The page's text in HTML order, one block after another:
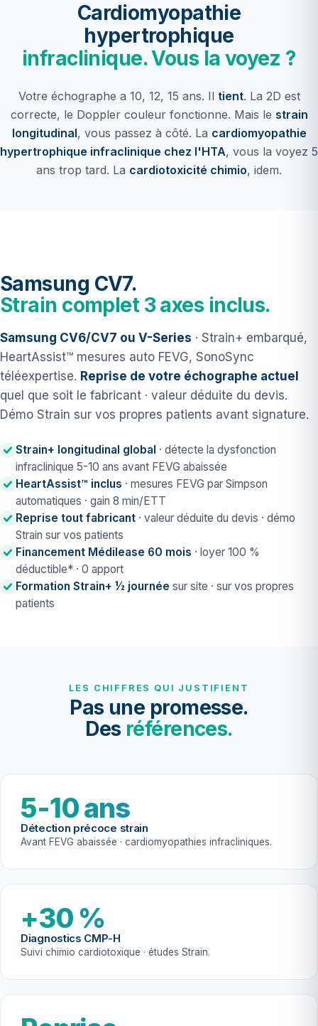
Cardiomyopathie
hypertrophique
infraclinique. Vous la voyez ?
Votre échographe a 10, 12, 15 ans. Il tient. La 2D est
correcte, le Doppler couleur fonctionne. Mais le strain
longitudinal, vous passez à côté. La cardiomyopathie
hypertrophique infraclinique chez l'HTA, vous la voyez 5
ans trop tard. La cardiotoxicité chimio, idem.
Samsung CV7.
Strain complet 3 axes inclus.
Samsung CV6/CV7 ou V-Series · Strain+ embarqué,
HeartAssist™ mesures auto FEVG, SonoSync
téléexpertise. Reprise de votre échographe actuel
quel que soit le fabricant · valeur déduite du devis.
Démo Strain sur vos propres patients avant signature.
Strain+ longitudinal global · détecte la dysfonction
infraclinique 5-10 ans avant FEVG abaissée
HeartAssist™ inclus · mesures FEVG par Simpson
automatiques · gain 8 min/ETT
Reprise tout fabricant · valeur déduite du devis · démo
Strain sur vos patients
Financement Médilease 60 mois · loyer 100 %
déductible* · 0 apport
Formation Strain+ ½ journée sur site · sur vos propres
patients
LES CHIFFRES QUI JUSTIFIENT
Pas une promesse.
Des références.
5-10 ans
Détection précoce strain
Avant FEVG abaissée · cardiomyopathies infracliniques.
+30 %
Diagnostics CMP-H
Suivi chimio cardiotoxique · études Strain.